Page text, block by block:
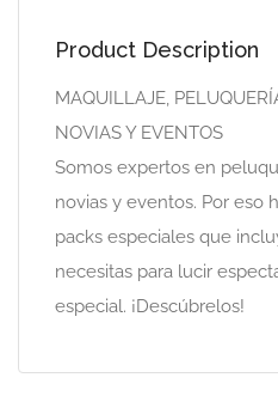
Product Description
MAQUILLAJE,
NOVIAS Y EVENTOS
Somos expertos en
novias y eventos. Por eso
packs especiales que
necesitas para lucir
especial. ¡Descúbrelos!